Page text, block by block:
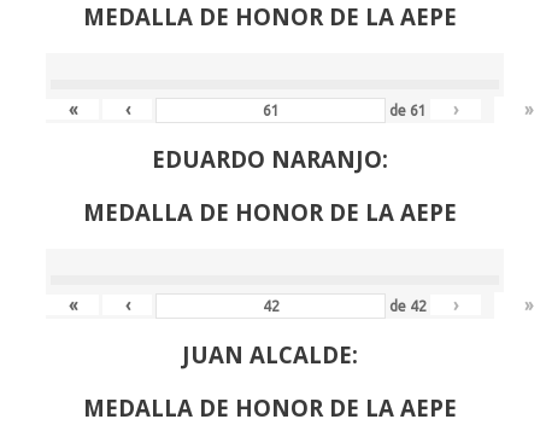
MEDALLA DE HONOR DE LA AEPE
« ‹ de 61 › »
EDUARDO NARANJO:
MEDALLA DE HONOR DE LA AEPE
« ‹ de 42 › »
JUAN ALCALDE:
MEDALLA DE HONOR DE LA AEPE